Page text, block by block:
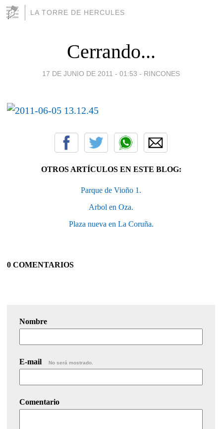
LA TORRE DE HERCULES
Cerrando...
17 DE JUNIO DE 2011 - 01:53 - RINCONES
OTROS ARTÍCULOS EN ESTE BLOG:
Parque de Vioño 1.
Arbol en Oza.
Plaza nueva en La Coruña.
0 COMENTARIOS
Nombre
E-mail No será mostrado.
Comentario